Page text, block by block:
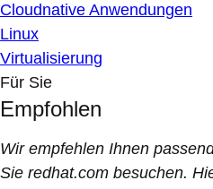
Cloudnative Anwendungen
Linux
Virtualisierung
Für Sie
Empfohlen
Wir empfehlen Ihnen
Sie redhat.com besuchen.